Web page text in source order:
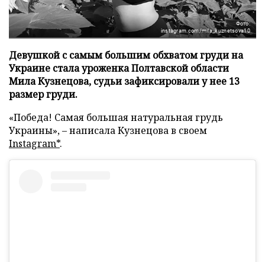
Фото:
instagram.com/mila_kuznetsova10
Девушкой с самым большим обхватом груди на
Украине стала уроженка Полтавской области
Мила Кузнецова, судьи зафиксировали у нее 13
размер груди.
«Победа! Самая большая натуральная грудь
Украины», – написала Кузнецова в своем
Instagram*.